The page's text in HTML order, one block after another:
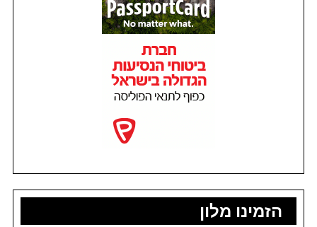
הזמינו מלון